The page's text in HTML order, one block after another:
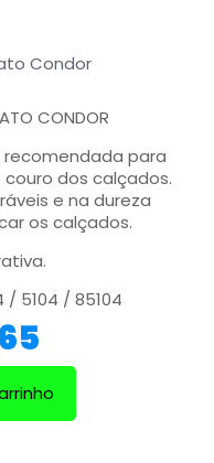
Condor
CONDOR
para
dos calçados.
e na dureza
os calçados.
/ 5104 / 85104